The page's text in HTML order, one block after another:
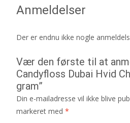
Anmeldelser
Der er endnu ikke nogle
Vær den første til at
Candyfloss Dubai Hvid
gram”
Din e-mailadresse vil ikke blive
markeret med *